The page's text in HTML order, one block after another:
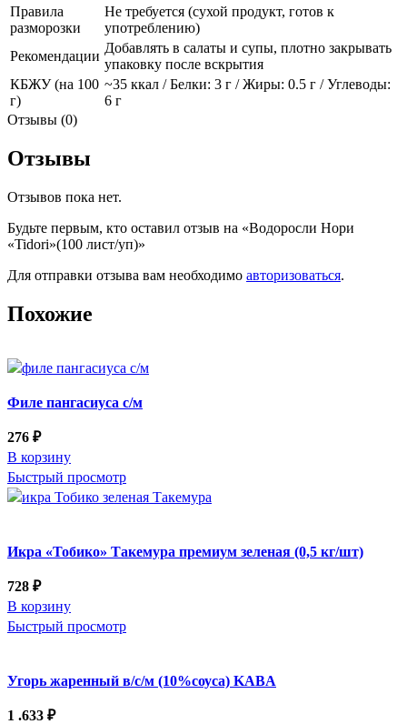
Правила
разморозки
Не требуется (сухой продукт, готов к
употреблению)
Рекомендации
Добавлять в салаты и супы, плотно закрывать
упаковку после вскрытия
КБЖУ (на 100
г)
~35 ккал / Белки: 3 г / Жиры: 0.5 г / Углеводы:
6 г
Отзывы (0)
Отзывы
Отзывов пока нет.
Будьте первым, кто оставил отзыв на «Водоросли Нори
«Tidori»(100 лист/уп)»
Для отправки отзыва вам необходимо авторизоваться.
Похожие
Филе пангасиуса с/м
276 ₽
В корзину
Быстрый просмотр
Икра «Тобико» Такемура премиум зеленая (0,5 кг/шт)
728 ₽
В корзину
Быстрый просмотр
Угорь жаренный в/с/м (10%соуса) KABA
1 .633 ₽